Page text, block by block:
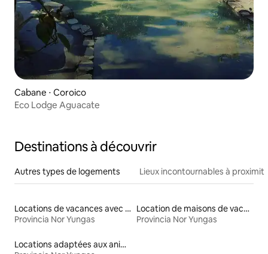
Cabane ⋅ Coroico
Eco Lodge Aguacate
Destinations à découvrir
Autres types de logements Lieux incontournables à
Locations de vacances avec piscine
Provincia Nor Yungas
Location de maisons de vacances
Provincia Nor Yungas
Locations adaptées aux animaux